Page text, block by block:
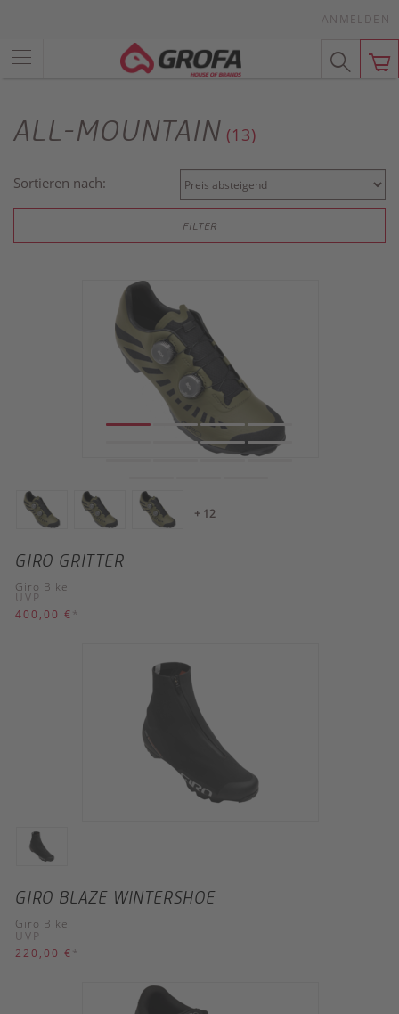
ANMELDEN
ALL-MOUNTAIN (13)
Sortieren nach:
FILTER
+ 12
GIRO GRITTER
Giro Bike
UVP
400,00 € *
GIRO BLAZE WINTERSHOE
Giro Bike
UVP
220,00 € *